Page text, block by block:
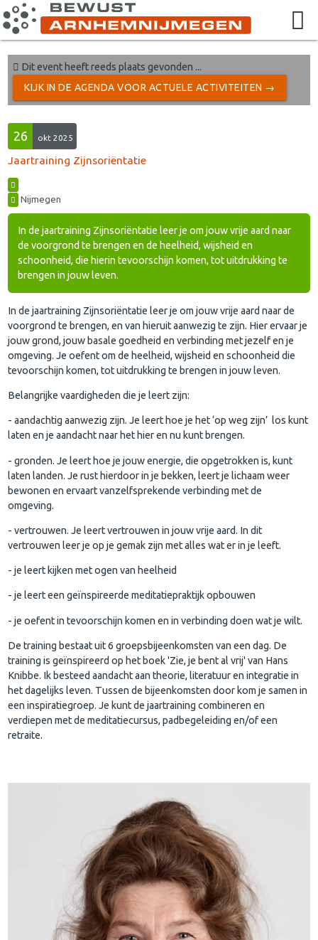
Dit event heeft reeds plaats gevonden ...
KIJK IN DE AGENDA VOOR ACTUELE ACTIVITEITEN →
26 okt 2025
Jaartraining Zijnsoriëntatie
Nijmegen
In de jaartraining Zijnsoriëntatie leer je om jouw vrije aard naar
de voorgrond te brengen en de heelheid, wijsheid en
schoonheid, die hierin tevoorschijn komen, tot uitdrukking te
brengen in jouw leven.
In de jaartraining Zijnsoriëntatie leer je om jouw vrije aard naar de
voorgrond te brengen, en van hieruit aanwezig te zijn. Hier ervaar je
jouw grond, jouw basale goedheid en verbinding met jezelf en je
omgeving. Je oefent om de heelheid, wijsheid en schoonheid die
tevoorschijn komen, tot uitdrukking te brengen in jouw leven.
Belangrijke vaardigheden die je leert zijn:
- aandachtig aanwezig zijn. Je leert hoe je het ‘op weg zijn’ los kunt
laten en je aandacht naar het hier en nu kunt brengen.
- gronden. Je leert hoe je jouw energie, die opgetrokken is, kunt
laten landen. Je rust hierdoor in je bekken, leert je lichaam weer
bewonen en ervaart vanzelfsprekende verbinding met de
omgeving.
- vertrouwen. Je leert vertrouwen in jouw vrije aard. In dit
vertrouwen leer je op je gemak zijn met alles wat er in je leeft.
- je leert kijken met ogen van heelheid
- je leert een geïnspireerde meditatiepraktijk opbouwen
- je oefent in tevoorschijn komen en in verbinding doen wat je wilt.
De training bestaat uit 6 groepsbijeenkomsten van een dag. De
training is geïnspireerd op het boek 'Zie, je bent al vrij' van Hans
Knibbe. Ik besteed aandacht aan theorie, literatuur en integratie in
het dagelijks leven. Tussen de bijeenkomsten door kom je samen in
een inspiratiegroep. Je kunt de jaartraining combineren en
verdiepen met de meditatiecursus, padbegeleiding en/of een
retraite.